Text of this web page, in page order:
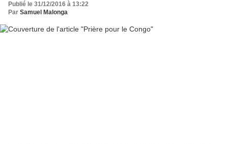
Publié le 31/12/2016 à 13:22
Par Samuel Malonga